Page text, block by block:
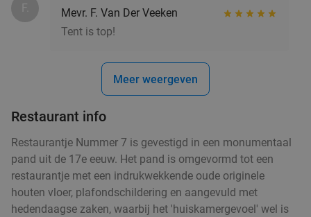
F.
Mevr. F. Van Der Veeken
Tent is top!
Meer weergeven
Restaurant info
Restaurantje Nummer 7 is gevestigd in een monumentaal
pand uit de 17e eeuw. Het pand is omgevormd tot een
restaurantje met een indrukwekkende oude originele
houten vloer, plafondschildering en aangevuld met
hedendaagse zaken, waarbij het 'huiskamergevoel' wel is